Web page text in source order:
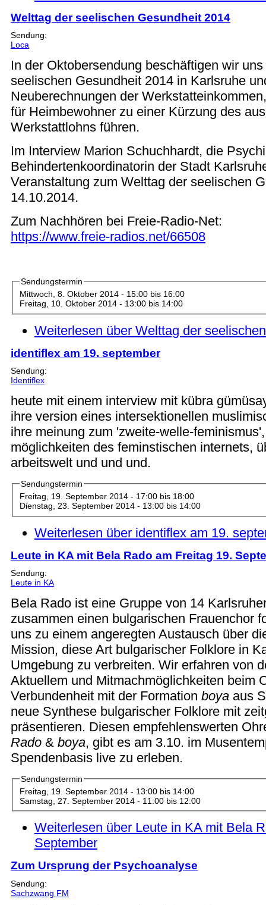
Welttag der seelischen Gesundheit 2014
Sendung:
Loca
In der Oktobersendung beschäftigen wir
seelischen Gesundheit 2014 in Karlsruhe
Neuberechnungen der
für Heimbewohner zu einer Kürzung des
Werkstattlohns führen.
Im Interview Marion Schuchhardt, die
Behindertenkoordinatorin der Stadt
Veranstaltung zum Welttag der seelischen
14.10.2014.
Zum Nachhören bei Freie-Radio-Net:
https://www.freie-radios.net/66508
Sendungstermin
Mittwoch, 8. Oktober 2014 - 15:00bis 16:00
Freitag, 10. Oktober 2014 - 13:00bis 14:00
Weiterlesen über Welttag der
identiflex am 19. september
Sendung:
Identiflex
heute mit einem interview mit kübra
ihre version eines intersektionellen
ihre meinung zum 'zweite-welle-
möglichkeiten des feminstischen internets,
arbeitswelt und und und.
Sendungstermin
Freitag, 19. September 2014 - 17:00bis 18:00
Dienstag, 23. September 2014 - 13:00bis 14:00
Weiterlesen über identiflex am 19.
Leute in KA mit Bela Rado am Freitag 19.
Sendung:
Leute in KA
Bela Rado ist eine Gruppe von 14
zusammen einen bulgarischen Frauenchor
uns zu einem angeregten Austausch über
Mission, diese Art bulgarischer Folklore in
Umgebung zu verbreiten. Wir erfahren von
Aktuellem und Mitmachmöglichkeiten beim
Verbundenheit mit der Formation boya aus
neue Synthese bulgarischer Folklore mit
präsentieren. Diesen empfehlenswerten
Rado & boya, gibt es am 3.10. im
Spendenbasis live zu erleben.
Sendungstermin
Freitag, 19. September 2014 - 13:00bis 14:00
Samstag, 27. September 2014 - 11:00bis 12:00
Weiterlesen über Leute in KA mit Bela
September
Zum Ursprung der Psychoanalyse
Sendung:
Sachzwang FM